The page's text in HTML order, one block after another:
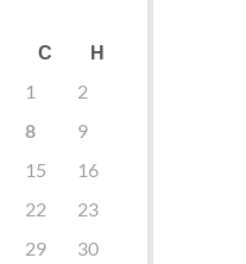
С
Н
1
2
8
9
15
16
22
23
29
30